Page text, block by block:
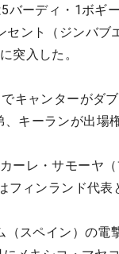
バーディ・1ボギ
ント（ジンバブ
突入した。
キャンターがダ
キーランが出場
ーレ・サモーヤ
ィンランド代表
スペイン）の電